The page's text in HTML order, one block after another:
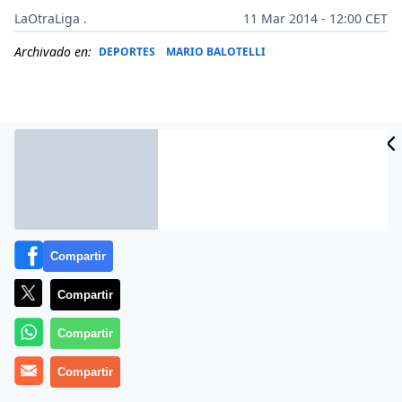
LaOtraLiga .
11 Mar 2014 - 12:00 CET
Archivado en: DEPORTES MARIO BALOTELLI
Más información
Compartir
Compartir
Compartir
Compartir